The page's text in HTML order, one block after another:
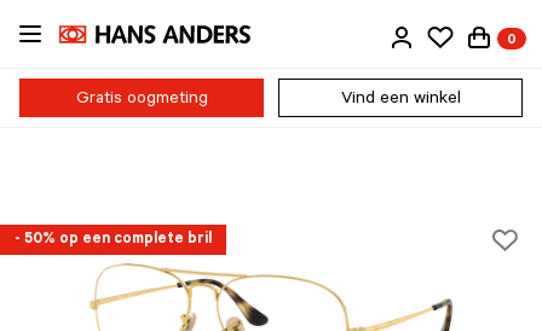
Ga
naar
inhoud
0
Gratis oogmeting Vind een winkel
- 50% op een complete bril